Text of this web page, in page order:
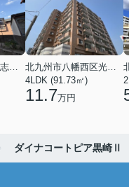
4LDK (91.73㎡)
11.7万円
ダイナコートピア黒崎Ⅱ